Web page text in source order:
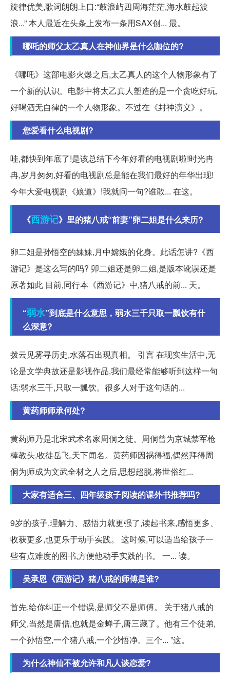
旋律优美,歌词朗朗上口:“鼓浪屿四周海茫茫,海水鼓起波
浪...” 本人最近在头条上发布一条用SAX创... 最。
哪吒的师父太乙真人在神仙界是什么咖位的?
《哪吒》这部电影火爆之后,太乙真人的这个人物形象有了
一个新的认识。电影中将太乙真人塑造的是一个贪吃好玩,
好喝酒无自律的一个人物形象。不过在《封神演义》。
您爱看什么电视剧?
哇,都快到年底了!是该总结下今年好看的电视剧啦!时光冉
冉,岁月匆匆,好看的电视剧总是能在我们最好的年华出现!
今年大爱电视剧《娘道》!我就问一句?谁敢... 在这。
《西游记》里的猪八戒“前妻”卵二姐是什么来历?
卵二姐是孙悟空的妹妹,月中嫦娥的化身。此话怎讲?《西
游记》是这么写的吗? 卯二姐还是卵二姐,是版本讹误还是
原著如此 目前,同行本《西游记》中,猪八戒的前... 天。
“弱水”到底是什么意思，弱水三千只取一瓢饮有什
么深意?
拨云见雾寻历史,水落石出现真相。 引言 在现实生活中,无
论是文学典故还是影视作品,我们最经常能够听到这样一句
话:弱水三千,只取一瓢饮。很多人对于这句话的...
黄药师师承何处?
黄药师乃是北宋武术名家周侗之徒。周侗曾为京城禁军枪
棒教头,收徒岳飞,天下闻名。黄药师因祸得福,偶然拜得周
侗为师成为文武全材之人之后,思想超脱,将世俗红...
大家有适合三、四年级孩子阅读的课外书推荐吗?
9岁的孩子,理解力、感悟力就更强了,读起书来,感悟更多、
收获更多,也更乐于动手实践。 这时候,可以适当给孩子一
些有点难度的图书,方便他动手实践的书。 一... 读。
吴承恩《西游记》猪八戒的师傅是谁?
首先,给你纠正一个错误,是师父不是师傅。 关于猪八戒的
师父,当然是唐僧,也就是金蝉子,唐三藏了。他有三个徒弟,
一个孙悟空,一个猪八戒,一个沙悟净。三个... ”这。
为什么神仙不被允许和凡人谈恋爱?